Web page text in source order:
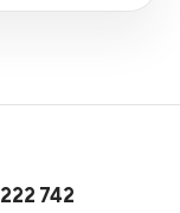
222 742